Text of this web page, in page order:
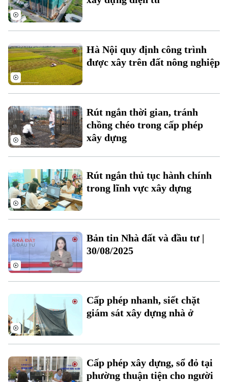
Theo dõi Hà Nội On
Hà Nội quy định công trình
được xây trên đất nông nghiệp
Rút ngắn thời gian, tránh
chồng chéo trong cấp phép
xây dựng
Rút ngắn thủ tục hành chính
trong lĩnh vực xây dựng
Bản tin Nhà đất và đầu tư |
30/08/2025
Cấp phép nhanh, siết chặt
giám sát xây dựng nhà ở
Cấp phép xây dựng, sổ đỏ tại
phường thuận tiện cho người